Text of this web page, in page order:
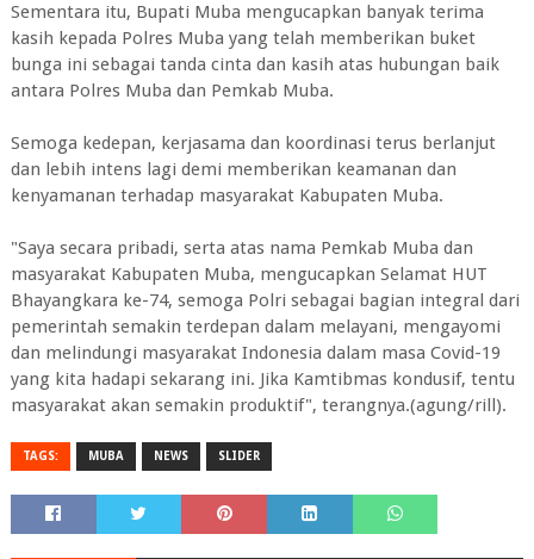
Sementara itu, Bupati Muba mengucapkan banyak terima
kasih kepada Polres Muba yang telah memberikan buket
bunga ini sebagai tanda cinta dan kasih atas hubungan baik
antara Polres Muba dan Pemkab Muba.
Semoga kedepan, kerjasama dan koordinasi terus berlanjut
dan lebih intens lagi demi memberikan keamanan dan
kenyamanan terhadap masyarakat Kabupaten Muba.
"Saya secara pribadi, serta atas nama Pemkab Muba dan
masyarakat Kabupaten Muba, mengucapkan Selamat HUT
Bhayangkara ke-74, semoga Polri sebagai bagian integral dari
pemerintah semakin terdepan dalam melayani, mengayomi
dan melindungi masyarakat Indonesia dalam masa Covid-19
yang kita hadapi sekarang ini. Jika Kamtibmas kondusif, tentu
masyarakat akan semakin produktif", terangnya.(agung/rill).
TAGS: MUBA NEWS SLIDER